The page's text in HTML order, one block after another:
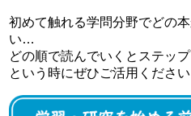
初めて触れる学問分野でどの
い…
どの順で読んでいくとステッ
という時にぜひご活用ください